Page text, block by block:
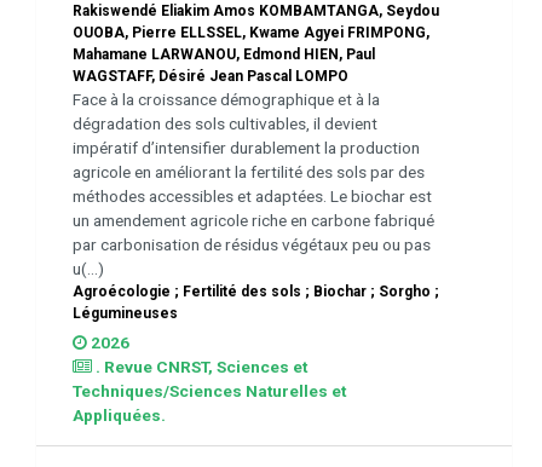
Rakiswendé Eliakim Amos KOMBAMTANGA, Seydou
OUOBA, Pierre ELLSSEL, Kwame Agyei FRIMPONG,
Mahamane LARWANOU, Edmond HIEN, Paul
WAGSTAFF, Désiré Jean Pascal LOMPO
Face à la croissance démographique et à la
dégradation des sols cultivables, il devient
impératif d’intensifier durablement la production
agricole en améliorant la fertilité des sols par des
méthodes accessibles et adaptées. Le biochar est
un amendement agricole riche en carbone fabriqué
par carbonisation de résidus végétaux peu ou pas
u(...)
Agroécologie ; Fertilité des sols ; Biochar ; Sorgho ;
Légumineuses
2026
. Revue CNRST, Sciences et
Techniques/Sciences Naturelles et
Appliquées.